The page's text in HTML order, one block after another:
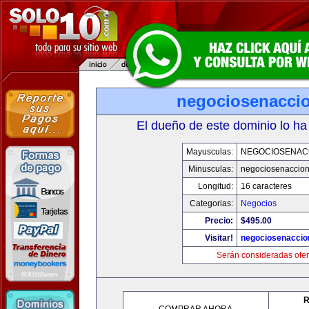
El dueño de este dominio lo
Mayusculas:
Minusculas:
Longitud:
16 caracteres
Categorias:
Negocios
Precio:
$495.00
Visitar!
Serán consideradas